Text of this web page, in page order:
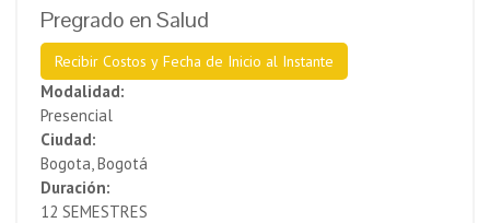
Pregrado en Salud
Recibir Costos y Fecha de Inicio al Instante
Modalidad:
Presencial
Ciudad:
Bogota, Bogotá
Duración:
12 SEMESTRES